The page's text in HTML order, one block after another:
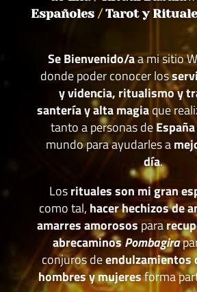
Españoles/Tarot y
Se Bienvenido/aa mi sitio
donde poder conocer los
y videncia, ritualismo y
santería y alta magiaque
tanto a personas deEspaña
mundo para ayudarles a
día.
Losrituales son mi gran
como tal, hacer hechizos de
amarres amorosospara
abrecaminosPombagira
conjuros deendulzamientos
hombres y mujeresforma